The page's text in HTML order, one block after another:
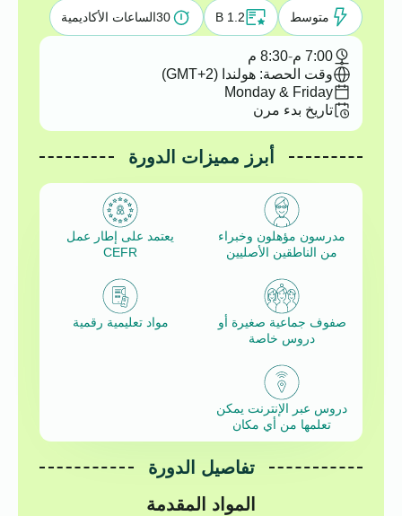
متوسط B 1.2
30الساعات الأكاديمية
7:00 م -8:30 م
وقت الحصة: هولندا (GMT+2)
Monday & Friday
تاريخ بدء مرن
أبرز مميزات الدورة
مدرسون مؤهلون وخبراء
من الناطقين الأصليين
يعتمد على إطار عمل
CEFR
صفوف جماعية صغيرة أو
دروس خاصة
مواد تعليمية رقمية
دروس عبر الإنترنت يمكن
تعلمها من أي مكان
تفاصيل الدورة
المواد المقدمة